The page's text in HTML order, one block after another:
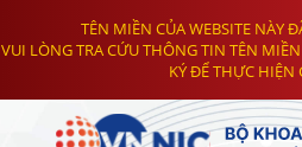
TÊN MIỀN CỦA WEBSITE NÀY
VUI LÒNG TRA CỨU THÔNG TIN TÊN MIỀN
KÝ ĐỂ THỰC HIỆN